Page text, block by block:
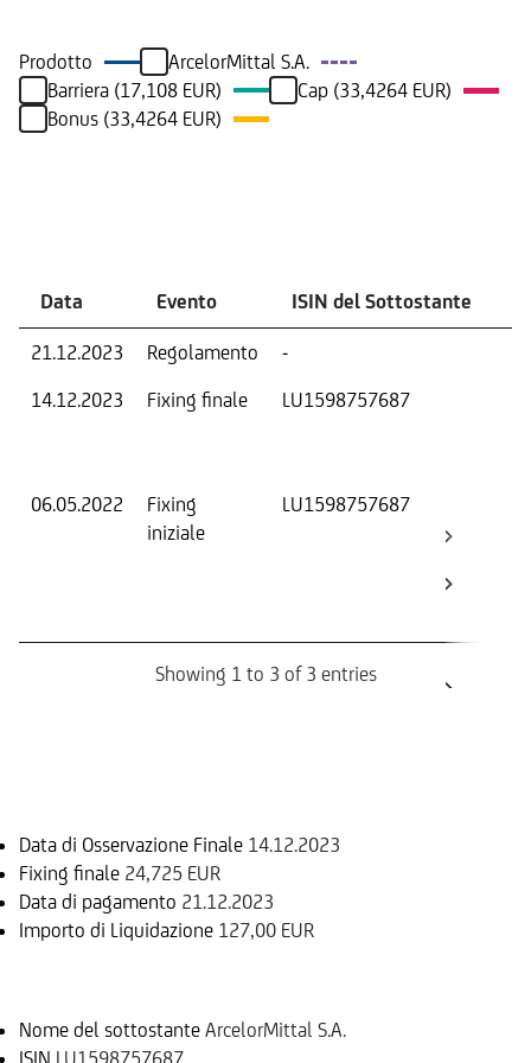
Prodotto
ArcelorMittal S.A.
Barriera (17,108 EUR)
Cap (33,4264 EUR)
Bonus (33,4264 EUR)
Data Evento ISIN del Sottostante
21.12.2023 Regolamento -
14.12.2023
Fixing finale LU1598757687
06.05.2022
Fixing
iniziale
LU1598757687
Showing 1 to 3 of 3 entries
Data di Osservazione Finale 14.12.2023
Fixing finale 24,725 EUR
Data di pagamento 21.12.2023
Importo di Liquidazione 127,00 EUR
Nome del sottostante ArcelorMittal S.A.
ISIN LU1598757687